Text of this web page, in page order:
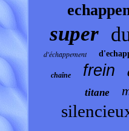
super
d'échappement
chaîne frein
titane